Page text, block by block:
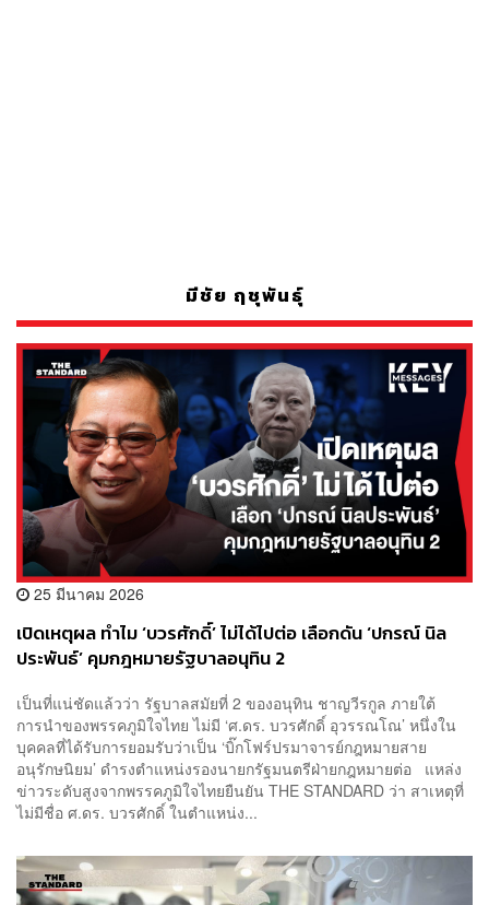
มีชัย ฤชุพันธุ์
25 มีนาคม 2026
เปิดเหตุผล ทำไม ‘บวรศักดิ์’ ไม่ได้ไปต่อ เลือกดัน ‘ปกรณ์ นิล
ประพันธ์’ คุมกฎหมายรัฐบาลอนุทิน 2
เป็นที่แน่ชัดแล้วว่า รัฐบาลสมัยที่ 2 ของอนุทิน ชาญวีรกูล ภายใต้
การนำของพรรคภูมิใจไทย ไม่มี ‘ศ.ดร. บวรศักดิ์ อุวรรณโณ’ หนึ่งใน
บุคคลที่ได้รับการยอมรับว่าเป็น ‘บิ๊กโฟร์ปรมาจารย์กฎหมายสาย
อนุรักษนิยม’ ดำรงตำแหน่งรองนายกรัฐมนตรีฝ่ายกฎหมายต่อ แหล่ง
ข่าวระดับสูงจากพรรคภูมิใจไทยยืนยัน THE STANDARD ว่า สาเหตุที่
ไม่มีชื่อ ศ.ดร. บวรศักดิ์ ในตำแหน่ง...